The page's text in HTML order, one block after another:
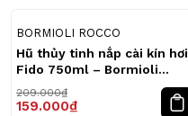
BORMIOLI ROCCO
Hũ thủy tinh nắp cài kín hơi
Fido 750ml – Bormioli
209.000₫
159.000₫